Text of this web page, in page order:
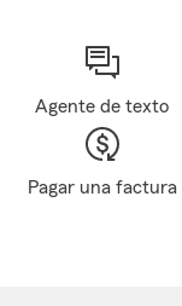
Agente de texto
Pagar una factura